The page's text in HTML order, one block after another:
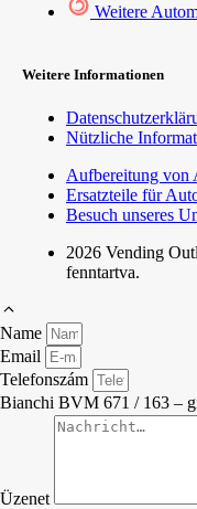
Weitere
Weitere Informationen
Nützliche
Aufbereitung von
Ersatzteile für
Besuch unseres
2026 Vending
fenntartva.
Name
Email
Telefonszám
Bianchi BVM 671 / 163 –
Üzenet